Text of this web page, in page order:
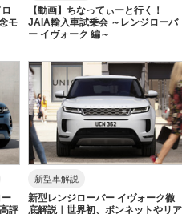
モ
【動画】ちなってぃーと行く！
JAIA輸入車試乗会 ～レンジローバ
ー イヴォーク 編～
ー
評
新型車解説
新型レンジローバー イヴォーク徹
底解説｜世界初、ボンネットやリア